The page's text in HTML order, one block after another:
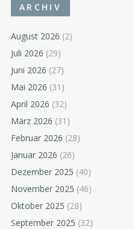
ARCHIV
August 2026 (2)
Juli 2026 (29)
Juni 2026 (27)
Mai 2026 (31)
April 2026 (32)
März 2026 (31)
Februar 2026 (28)
Januar 2026 (26)
Dezember 2025 (40)
November 2025 (46)
Oktober 2025 (28)
September 2025 (32)